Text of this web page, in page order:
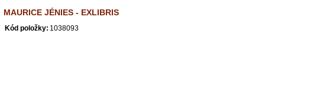
MAURICE JÉNIES - EXLIBRIS
Kód položky: 1038093